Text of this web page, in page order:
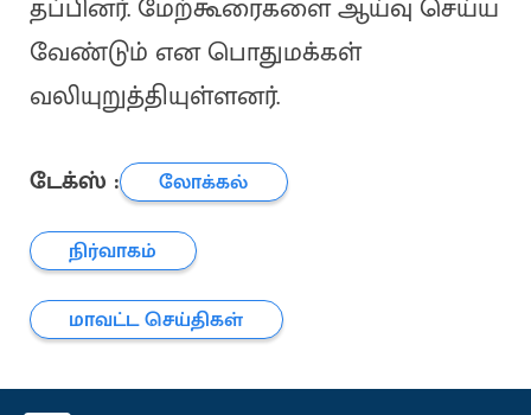
தப்பினர். மேற்கூரைகளை ஆய்வு செய்ய
வேண்டும் என பொதுமக்கள்
வலியுறுத்தியுள்ளனர்.
டேக்ஸ் :
லோக்கல்
நிர்வாகம்
மாவட்ட செய்திகள்